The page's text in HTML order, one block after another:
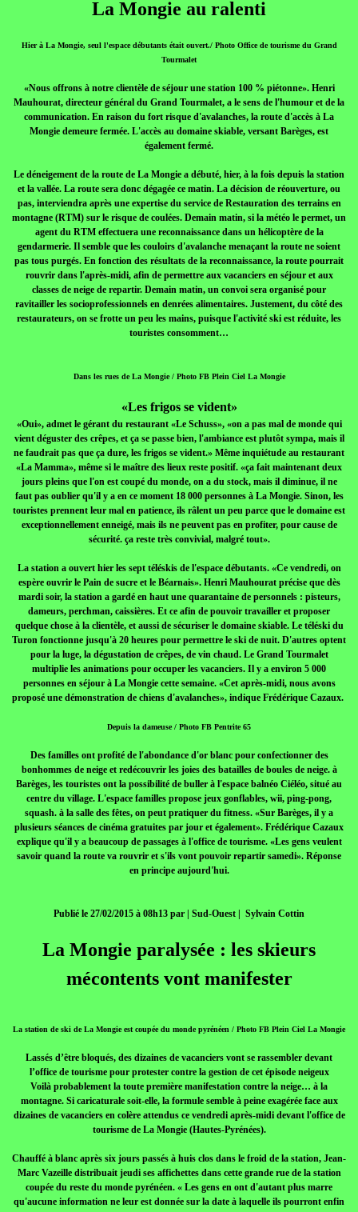
La Mongie au ralenti
Hier à La Mongie, seul l'espace débutants était ouvert./ Photo Office de tourisme du Grand
Tourmalet
«Nous offrons à notre clientèle de séjour une station 100 % piétonne». Henri
Mauhourat, directeur général du Grand Tourmalet, a le sens de l'humour et de la
communication. En raison du fort risque d'avalanches, la route d'accès à La
Mongie demeure fermée. L'accès au domaine skiable, versant Barèges, est
également fermé.
Le déneigement de la route de La Mongie a débuté, hier, à la fois depuis la station
et la vallée. La route sera donc dégagée ce matin. La décision de réouverture, ou
pas, interviendra après une expertise du service de Restauration des terrains en
montagne (RTM) sur le risque de coulées. Demain matin, si la météo le permet, un
agent du RTM effectuera une reconnaissance dans un hélicoptère de la
gendarmerie. Il semble que les couloirs d'avalanche menaçant la route ne soient
pas tous purgés. En fonction des résultats de la reconnaissance, la route pourrait
rouvrir dans l'après-midi, afin de permettre aux vacanciers en séjour et aux
classes de neige de repartir. Demain matin, un convoi sera organisé pour
ravitailler les socioprofessionnels en denrées alimentaires. Justement, du côté des
restaurateurs, on se frotte un peu les mains, puisque l'activité ski est réduite, les
touristes consomment…
Dans les rues de La Mongie / Photo FB Plein Ciel La Mongie
«Les frigos se vident»
«Oui», admet le gérant du restaurant «Le Schuss», «on a pas mal de monde qui
vient déguster des crêpes, et ça se passe bien, l'ambiance est plutôt sympa, mais il
ne faudrait pas que ça dure, les frigos se vident.» Même inquiétude au restaurant
«La Mamma», même si le maître des lieux reste positif. «ça fait maintenant deux
jours pleins que l'on est coupé du monde, on a du stock, mais il diminue, il ne
faut pas oublier qu'il y a en ce moment 18 000 personnes à La Mongie. Sinon, les
touristes prennent leur mal en patience, ils râlent un peu parce que le domaine est
exceptionnellement enneigé, mais ils ne peuvent pas en profiter, pour cause de
sécurité. ça reste très convivial, malgré tout».
La station a ouvert hier les sept téléskis de l'espace débutants. «Ce vendredi, on
espère ouvrir le Pain de sucre et le Béarnais». Henri Mauhourat précise que dès
mardi soir, la station a gardé en haut une quarantaine de personnels : pisteurs,
dameurs, perchman, caissières. Et ce afin de pouvoir travailler et proposer
quelque chose à la clientèle, et aussi de sécuriser le domaine skiable. Le téléski du
Turon fonctionne jusqu'à 20 heures pour permettre le ski de nuit. D'autres optent
pour la luge, la dégustation de crêpes, de vin chaud. Le Grand Tourmalet
multiplie les animations pour occuper les vacanciers. Il y a environ 5 000
personnes en séjour à La Mongie cette semaine. «Cet après-midi, nous avons
proposé une démonstration de chiens d'avalanches», indique Frédérique Cazaux.
Depuis la dameuse / Photo FB Pentrite 65
Des familles ont profité de l'abondance d'or blanc pour confectionner des
bonhommes de neige et redécouvrir les joies des batailles de boules de neige. à
Barèges, les touristes ont la possibilité de buller à l'espace balnéo Ciéléo, situé au
centre du village. L'espace familles propose jeux gonflables, wii, ping-pong,
squash. à la salle des fêtes, on peut pratiquer du fitness. «Sur Barèges, il y a
plusieurs séances de cinéma gratuites par jour et également». Frédérique Cazaux
explique qu'il y a beaucoup de passages à l'office de tourisme. «Les gens veulent
savoir quand la route va rouvrir et s'ils vont pouvoir repartir samedi». Réponse
en principe aujourd'hui.
Publié le 27/02/2015 à 08h13 par | Sud-Ouest | Sylvain Cottin
La Mongie paralysée : les skieurs
mécontents vont manifester
La station de ski de La Mongie est coupée du monde pyrénéen / Photo FB Plein Ciel La Mongie
Lassés d’être bloqués, des dizaines de vacanciers vont se rassembler devant
l’office de tourisme pour protester contre la gestion de cet épisode neigeux
Voilà probablement la toute première manifestation contre la neige… à la
montagne. Si caricaturale soit-elle, la formule semble à peine exagérée face aux
dizaines de vacanciers en colère attendus ce vendredi après-midi devant l'office de
tourisme de La Mongie (Hautes-Pyrénées).
Chauffé à blanc après six jours passés à huis clos dans le froid de la station, Jean-
Marc Vazeille distribuait jeudi ses affichettes dans cette grande rue de la station
coupée du reste du monde pyrénéen. « Les gens en ont d'autant plus marre
qu'aucune information ne leur est donnée sur la date à laquelle ils pourront enfin